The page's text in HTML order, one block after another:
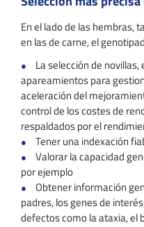
En el lado de las hembras,
en las de carne, el
La selección de
apareamientos para
aceleración del
control de los costes de
respaldados por el
Tener una indexación
Valorar la capacidad
por ejemplo
Obtener información
padres, los genes de
defectos como la ataxia, el